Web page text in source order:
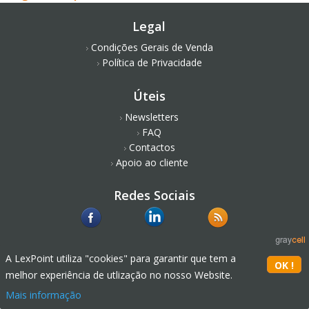
Legal
Condições Gerais de Venda
Política de Privacidade
Úteis
Newsletters
FAQ
Contactos
Apoio ao cliente
Redes Sociais
A LexPoint utiliza "cookies" para garantir que tem a
melhor experiência de utlização no nosso Website.
Mais informação